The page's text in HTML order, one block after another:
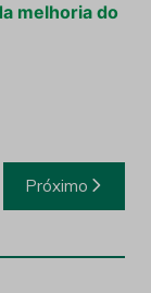
melhoria do
Próximo